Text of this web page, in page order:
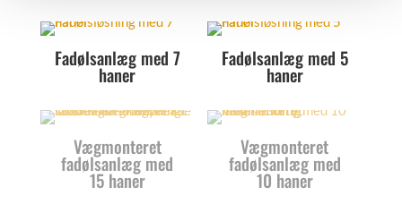
Fadølsanlæg med 7
haner
Fadølsanlæg med 5
haner
Vægmonteret
fadølsanlæg med
15 haner
Vægmonteret
fadølsanlæg med
10 haner